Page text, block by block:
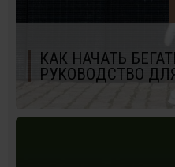
КАК НАЧАТЬ
РУКОВОДСТВО